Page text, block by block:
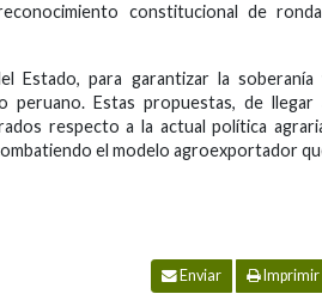
constitucional de
Estado, para garantizar la soberanía
peruano. Estas propuestas, de llegar
respecto a la actual política
el modelo agroexportador
Enviar Imprimir